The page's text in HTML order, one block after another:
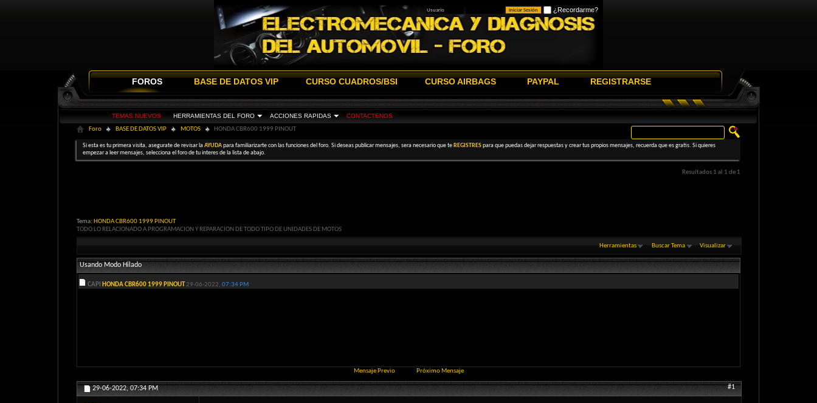
¿Recordarme?
FOROS
TEMAS NUEVOS HERRAMIENTAS DEL FORO ACCIONES RAPIDAS CONTACTENOS
BASE DE DATOS VIP CURSO CUADROS/BSI CURSO AIRBAGS PAYPAL REGISTRARSE
Foro BASE DE DATOS VIP MOTOS HONDA CBR600 1999 PINOUT
Si esta es tu primera visita, asegurate de revisar laAYUDApara familiarizarte con las funciones del foro. Si deseas publicar mensajes, sera necesario que te REGISTRESpara que puedas dejar respuestas y crear tus propios mensajes, recuerda que es gratis. Si quieres
empezar a leer mensajes, selecciona el foro de tu interes de la lista de abajo.
Resultados 1 al 1 de 1
Tema: HONDA CBR600 1999 PINOUT
TODO LO RELACIONADO A PROGRAMACION Y REPARACION DE TODO TIPO DE UNIDADES DE MOTOS
Herramientas Buscar Tema Visualizar
Usando Modo Hilado
CAPI HONDA CBR600 1999 PINOUT 29-06-2022, 07:34 PM
Mensaje Previo Próximo Mensaje
29-06-2022, 07:34 PM #1